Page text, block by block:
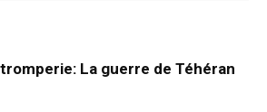
tromperie: La guerre de Téhéran